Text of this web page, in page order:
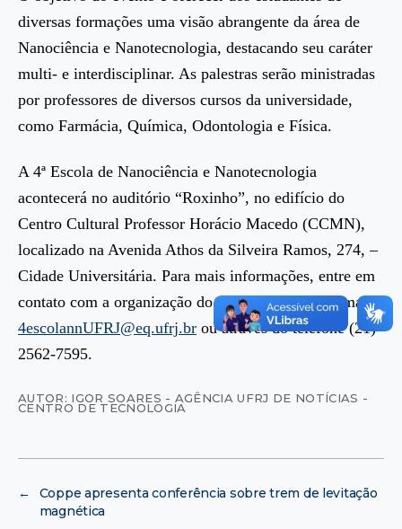
diversas formações uma visão abrangente da área de
Nanociência e Nanotecnologia, destacando seu caráter
multi- e interdisciplinar. As palestras serão ministradas
por professores de diversos cursos da universidade,
como Farmácia, Química, Odontologia e Física.
A 4ª Escola de Nanociência e Nanotecnologia
acontecerá no auditório “Roxinho”, no edifício do
Centro Cultural Professor Horácio Macedo (CCMN),
localizado na Avenida Athos da Silveira Ramos, 274, –
Cidade Universitária. Para mais informações, entre em
contato com a organização do evento através do email
4escolannUFRJ@eq.ufrj.br ou através do telefone (21)
2562-7595.
AUTOR: IGOR SOARES - AGÊNCIA UFRJ DE NOTÍCIAS -
CENTRO DE TECNOLOGIA
←
Coppe apresenta conferência sobre trem de levitação
magnética